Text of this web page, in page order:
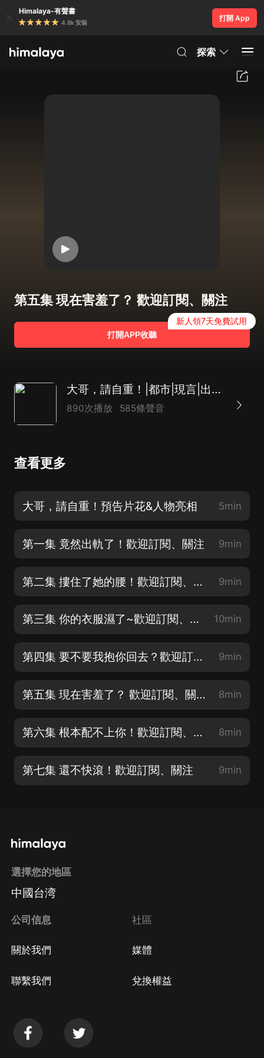
Himalaya-有聲書
4.8k 安裝
打開 App
探索
第五集 現在害羞了？ 歡迎訂閱、關注
打開APP收聽
新人領7天免費試用
大哥，請自重！|都市|現言|出軌|限制級|豪門|虐戀|霸總|多人有聲劇
890次播放 585條聲音
查看更多
大哥，請自重！預告片花&人物亮相 5min
第一集 竟然出軌了！歡迎訂閱、關注 9min
第二集 摟住了她的腰！歡迎訂閱、關注 9min
第三集 你的衣服濕了~歡迎訂閱、關注 10min
第四集 要不要我抱你回去？歡迎訂閱、關注 9min
第五集 現在害羞了？ 歡迎訂閱、關注 8min
第六集 根本配不上你！歡迎訂閱、關注 8min
第七集 還不快滾！歡迎訂閱、關注 9min
選擇您的地區
中國台湾
公司信息
關於我們
聯繫我們
社區
媒體
兌換權益